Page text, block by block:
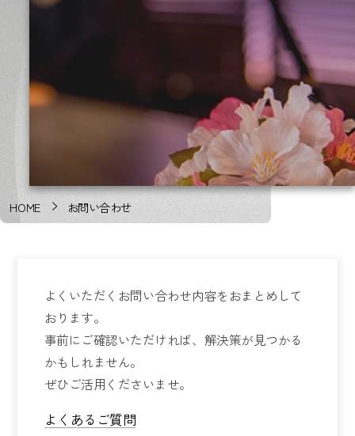
HOME お問い合わせ
よくいただくお問い合わせ内容をおまとめして
おります。
事前にご確認いただければ、解決策が見つかる
かもしれません。
ぜひご活用くださいませ。
よくあるご質問